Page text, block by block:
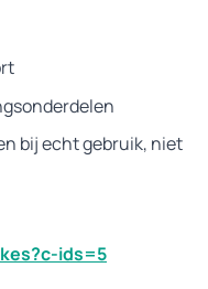
bij echt gebruik, niet
ids=5